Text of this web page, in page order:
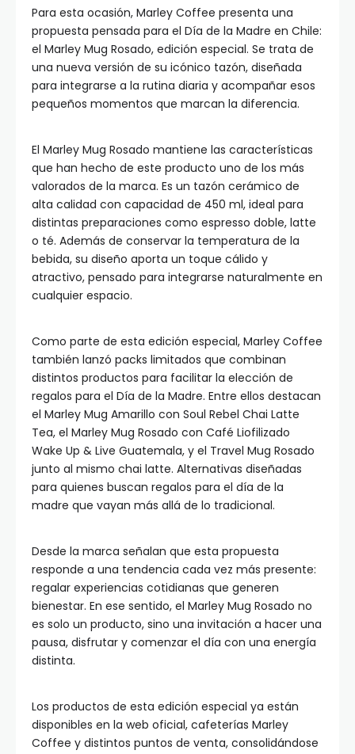
Para esta ocasión, Marley Coffee presenta una
propuesta pensada para el Día de la Madre en Chile:
el Marley Mug Rosado, edición especial. Se trata de
una nueva versión de su icónico tazón, diseñada
para integrarse a la rutina diaria y acompañar esos
pequeños momentos que marcan la diferencia.
El Marley Mug Rosado mantiene las características
que han hecho de este producto uno de los más
valorados de la marca. Es un tazón cerámico de
alta calidad con capacidad de 450 ml, ideal para
distintas preparaciones como espresso doble, latte
o té. Además de conservar la temperatura de la
bebida, su diseño aporta un toque cálido y
atractivo, pensado para integrarse naturalmente en
cualquier espacio.
Como parte de esta edición especial, Marley Coffee
también lanzó packs limitados que combinan
distintos productos para facilitar la elección de
regalos para el Día de la Madre. Entre ellos destacan
el Marley Mug Amarillo con Soul Rebel Chai Latte
Tea, el Marley Mug Rosado con Café Liofilizado
Wake Up & Live Guatemala, y el Travel Mug Rosado
junto al mismo chai latte. Alternativas diseñadas
para quienes buscan regalos para el día de la
madre que vayan más allá de lo tradicional.
Desde la marca señalan que esta propuesta
responde a una tendencia cada vez más presente:
regalar experiencias cotidianas que generen
bienestar. En ese sentido, el Marley Mug Rosado no
es solo un producto, sino una invitación a hacer una
pausa, disfrutar y comenzar el día con una energía
distinta.
Los productos de esta edición especial ya están
disponibles en la web oficial, cafeterías Marley
Coffee y distintos puntos de venta, consolidándose